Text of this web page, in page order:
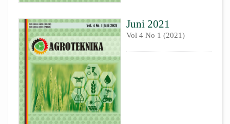
Juni 2021
Vol 4 No 1 (2021)